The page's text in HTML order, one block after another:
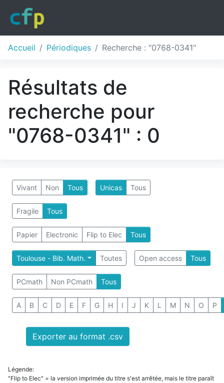
Accueil Périodiques Recherche : "0768-0341"
Résultats de
recherche pour
"0768-0341" : 0
Vivant Non Tous Unicas Tous
Fragile Tous
Papier Electronic Flip to Elec Tous
Toulouse - Bib. Math. Toutes Open access Tous
PCmath Non PCmath Tous
A B C D E F G H I J K L M N O P
Exporter au format .csv
Légende:
"Flip to Elec" = la version imprimée du titre s'est arrêtée, mais le titre paraît